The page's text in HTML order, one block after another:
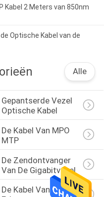
Kabel 2 Meters van 850nm
Optische Kabel van de
Alle
Gepantserde Vezel
Optische Kabel
De Kabel Van MPO
MTP
De Zendontvanger
Van De Gigabitvezel
De Kabel Van Cat5e